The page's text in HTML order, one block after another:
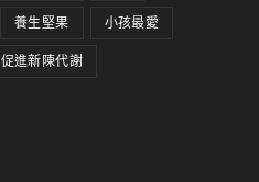
養生堅果 小孩最愛
促進新陳代謝